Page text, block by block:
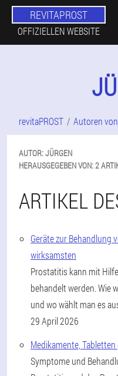
REVITAPROST
OFFIZIELLEN WEBSITE
revitaPROST Autoren
AUTOR:JÜRGEN
HERAUSGEGEBEN VON:2
ARTIKEL
Geräte zur Behandlung
wirksamsten
Prostatitis kann mit
behandelt werden. Wie
und wo wählt man es
29 April 2026
Medikamente,
Symptome und